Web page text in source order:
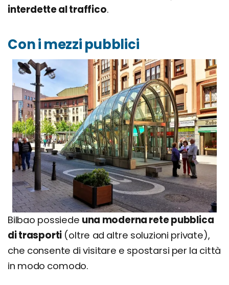
interdette al traffico.
Con i mezzi pubblici
Bilbao possiede una moderna rete pubblica
di trasporti (oltre ad altre soluzioni private),
che consente di visitare e spostarsi per la città
in modo comodo.